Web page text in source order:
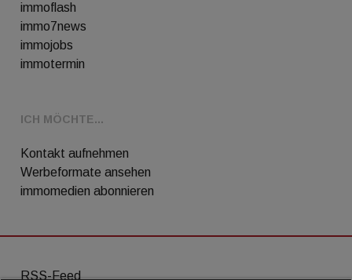
immoflash
immo7news
immojobs
immotermin
ICH MÖCHTE...
Kontakt aufnehmen
Werbeformate ansehen
immomedien abonnieren
RSS-Feed